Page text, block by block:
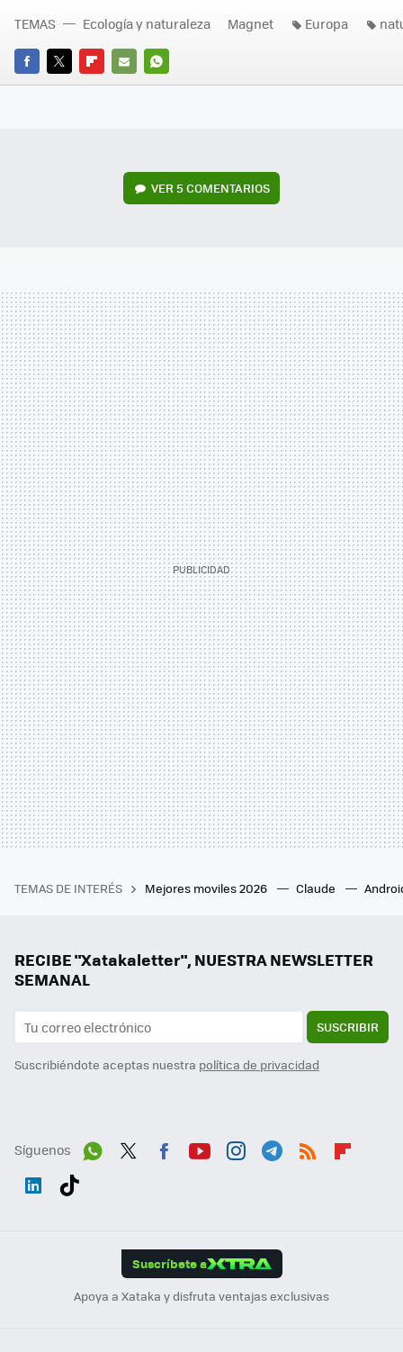
FACEBOOK
TWITTERFLIPBOARD
E-
WHATSAPP
TEMAS Ecología y naturaleza Magnet Europa
VER5 COMENTARIOS
TEMAS DE INTERÉS Mejores moviles 2026 Claude
RECIBE "Xatakaletter", NUESTRA NEWSLETTER
SEMANAL
SUSCRIBIR
Suscribiéndote aceptas nuestra política de privacidad
Síguenos
Suscríbete a
Apoya a Xataka y disfruta ventajas exclusivas